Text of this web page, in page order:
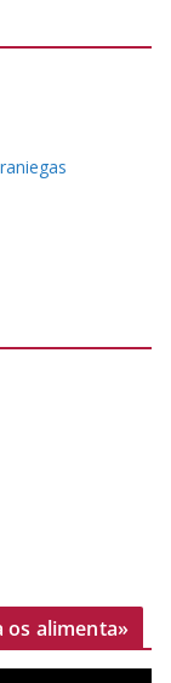
os alimenta»